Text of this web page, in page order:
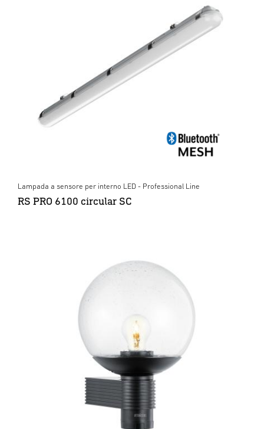
Lampada a sensore per interno LED - Professional Line
RS PRO 6100 circular SC